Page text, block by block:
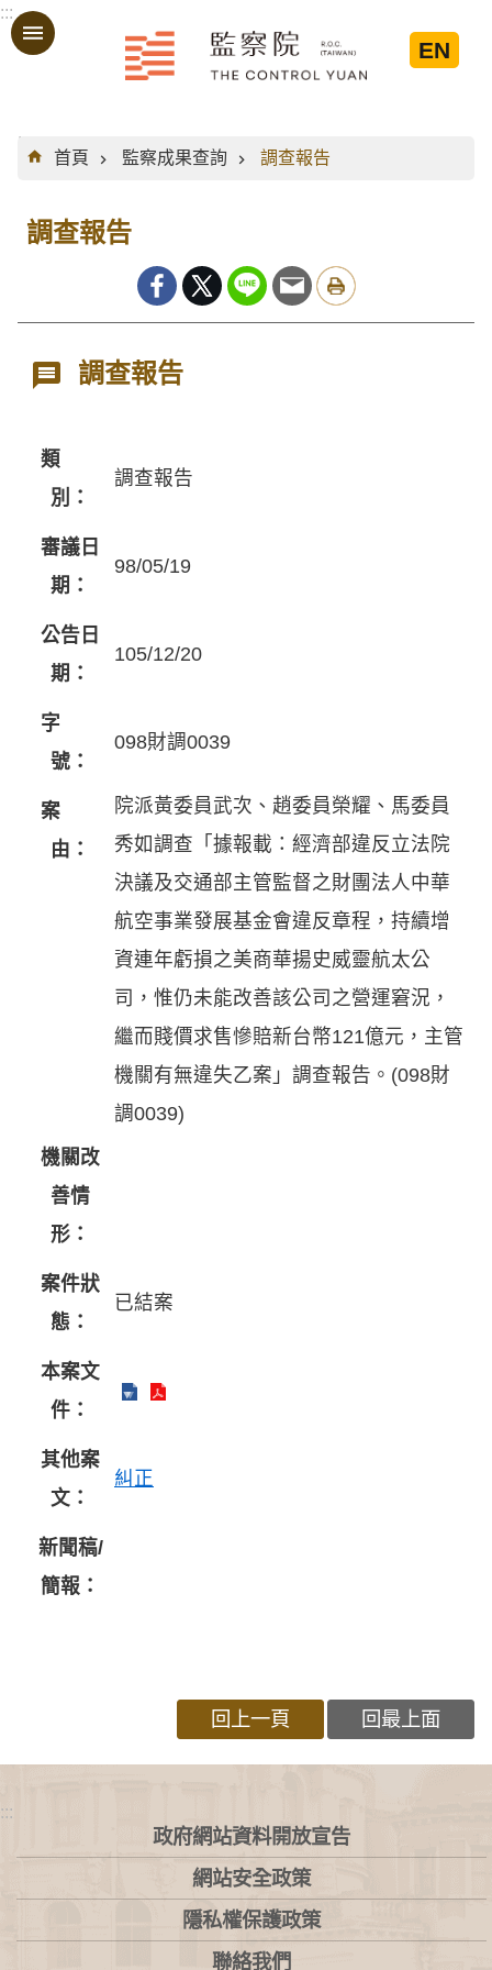
跳到主要內容區塊
:::
EN
:::
首頁
監察成果查詢 調查報告
調查報告
調查報告
類
別：
調查報告
審議日
期：
98/05/19
公告日
期：
105/12/20
字
號：
098財調0039
案
由：
院派黃委員武次、趙委員榮耀、馬委員
秀如調查「據報載：經濟部違反立法院
決議及交通部主管監督之財團法人中華
航空事業發展基金會違反章程，持續增
資連年虧損之美商華揚史威靈航太公
司，惟仍未能改善該公司之營運窘況，
繼而賤價求售慘賠新台幣121億元，主管
機關有無違失乙案」調查報告。(098財
調0039)
機關改
善情
形：
案件狀
態：
已結案
本案文
件：
其他案
文：
糾正
新聞稿/
簡報：
回上一頁 回最上面
:::
政府網站資料開放宣告
網站安全政策
隱私權保護政策
聯絡我們